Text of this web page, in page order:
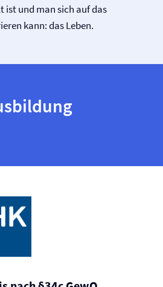
ist und man sich auf das
kann: das Leben.